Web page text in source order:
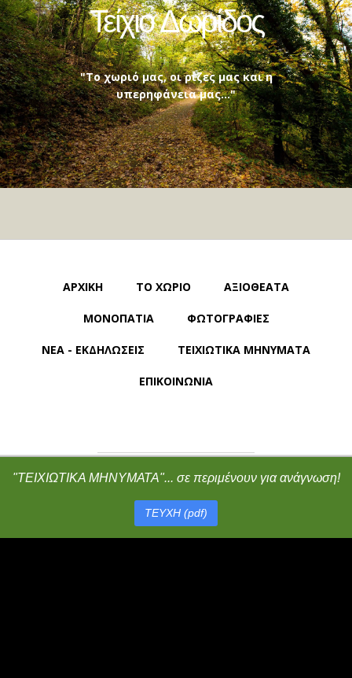
Τείχιο Δωρίδος
"Το χωριό μας, οι ρίζες μας και η
υπερηφάνεια μας..."
ΑΡΧΙΚΗ ΤΟ ΧΩΡΙΟ ΑΞΙΟΘΕΑΤΑ
ΜΟΝΟΠΑΤΙΑ ΦΩΤΟΓΡΑΦΙΕΣ
ΝΕΑ - ΕΚΔΗΛΩΣΕΙΣ ΤΕΙΧΙΩΤΙΚΑ ΜΗΝΥΜΑΤΑ
ΕΠΙΚΟΙΝΩΝΙΑ
Γίνε μέλος στην ομάδα μας
facebook.com/groups/tihio
"ΤΕΙΧΙΩΤΙΚΑ ΜΗΝΥΜΑΤΑ"... σε περιμένουν για ανάγνωση!
ΤΕΥΧΗ (pdf)